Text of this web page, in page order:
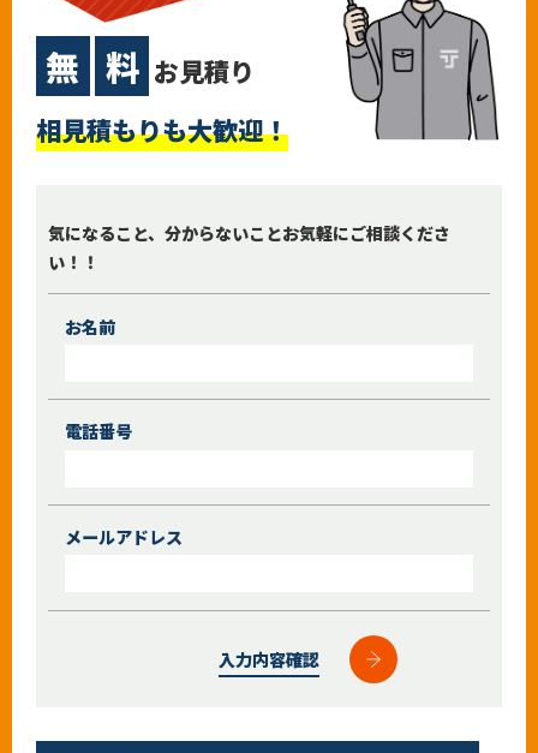
無 料 お見積り
相見積もりも大歓迎！
気になること、分からないことお気軽にご相談くださ
い！！
お名前
電話番号
メールアドレス
入力内容確認